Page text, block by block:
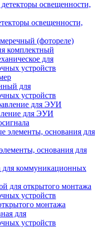
освещенности,
(фотореле)
комплектный
для
устройств
для
устройств
для ЭУИ
основания для
для коммуникационных
для открытого монтажа
устройств
монтажа
для
устройств